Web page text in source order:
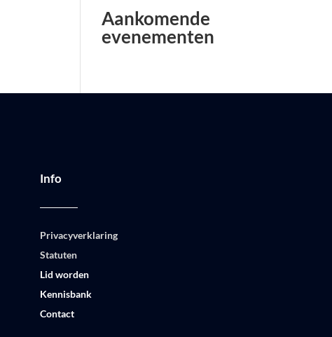
Aankomende
evenementen
Info
Privacyverklaring
Statuten
Lid worden
Kennisbank
Contact